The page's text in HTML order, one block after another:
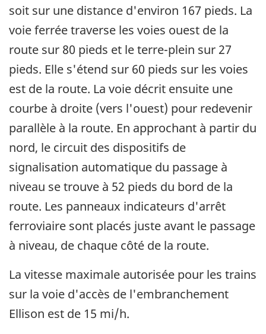
soit sur une distance d'environ 167 pieds. La
voie ferrée traverse les voies ouest de la
route sur 80 pieds et le terre-plein sur 27
pieds. Elle s'étend sur 60 pieds sur les voies
est de la route. La voie décrit ensuite une
courbe à droite (vers l'ouest) pour redevenir
parallèle à la route. En approchant à partir du
nord, le circuit des dispositifs de
signalisation automatique du passage à
niveau se trouve à 52 pieds du bord de la
route. Les panneaux indicateurs d'arrêt
ferroviaire sont placés juste avant le passage
à niveau, de chaque côté de la route.
La vitesse maximale autorisée pour les trains
sur la voie d'accès de l'embranchement
Ellison est de 15 mi/h.